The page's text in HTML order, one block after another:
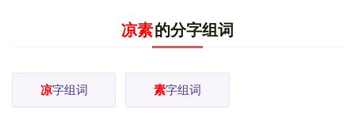
素食。素席。素油。[更多解释]
凉素的分字组词
凉字组词 素字组词